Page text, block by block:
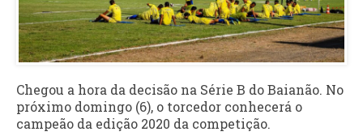
Chegou a hora da decisão na Série B do Baianão. No
próximo domingo (6), o torcedor conhecerá o
campeão da edição 2020 da competição.